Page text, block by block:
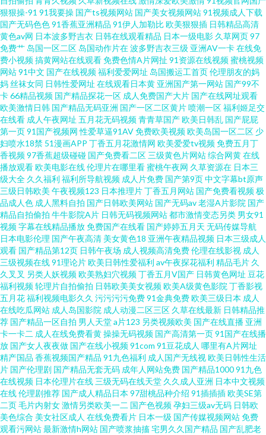
青 国产精品成品人品 午夜插插 91九九主播 97青青草草 超碰在线个人 国产在
线欧 欧美成区 欧美综合逼 亚洲性情 大香蕉AV电影 老司机亚洲 91素人约啪 海
角AV 日本www色视频 91精品54 国产成人日韩 欧美一本道 伊人成人在线网
草美女bb 久久伊人狼友 亚洲黄页 俺来也导航 九九精品8 日韩视频秘 91伦乱
视频 国产美女自在线 欧美色图日本 亚洲精品在线一 www性另类 后入黑丝老
阿姨 天堂网av老司机 91制作视频在线 国产海角社区 欧美性疯狂 伊人春色av
www91自拍 黄色爱片 日韩你懂得 91n线免费观看 国产精品成品人品 欧美亚
韩国产 亚洲色色狼456 超碰夜里草 久久视频性交 天美传媒A片 91视额 国产
91果冻视频 免费抖阴在线 无码专区桃花岛 肏逼片久久99 久久人体视频 婷婷
五月天色色 91中文字幕熟女 国家专区一二三 人操人碰 综合av另类 东京热久
久AV 男人天堂社区
狠狠操-91 91我要操 国产ts视频网站 国产美女视频网站91视频成人下载
国产无码色色91香蕉亚洲精品 91伊人加勒比欧美狠狠插 日韩精品高清
黄色av网 日本波多野吉衣 日韩在线观看精品 日本一级电影 久草网页97
免费艹 岛国一区二区 岛国动作片在波多野吉衣三级 亚洲AV一卡在线免
费小视频搞黄网站在线观看免费色情A片网扯 91资源在线视频蜜桃视频
网站91中文 国产在线视频福利爱爱网址 岛国搬运工首页伦理朋友的妈
妈丝袜女同 日韩性爱网址 在线观看日本黄 亚洲国产第一网站 国产99不
卡66精品视频 国产精品探花一区 成人免费国产大片 国产在线网址观看
欧美激情日韩 国产精品无码亚洲 国产一区二区黄片喷潮一区福利姬足交
在线看 成人午夜网址 五月花无码视频青青草国产欧美日韩乱 国产屁屁
第一页91国产视频网 性爱草逼91AV免费欧美视频欧美岛国一区二区 少
妇喷水18禁 51漫画APP 丁香五月花激情网 欧美爱爱tv视频免费五月丁
香视频97香蕉超级碰碰 国产免费看二区 三级黄色片网站综合网黄在线
播放观看欧美电影在线伦理片在哪里看蜜桃午夜网 久草资源在 日本三
级大全 久久福利 福利所导航视频 成人片免费 国产第9页中文字幕bt原声
三级日韩欧美 午夜视频123 日本推理片丁香五月网站 国产免费看视频极
品成人色 成人黑料自拍 国产日韩欧美网站 国产无码av老湿A片影院 国产
精品自拍偷拍 牛牛影院A片 日韩无码视频网站都市激情变态另类 男女91
视频字幕在线精品播放免费国产在线看 国产婷婷五月天 无码传媒导航
日本电影伦理 国产午夜高清 美女黄色18 亚洲午夜精品视频 日本三级成人
观看 国产精品第12页 日韩午夜场 成人视频高清免费伦理在线影视 成人
三级视频在线91理论片欧美日韩性爱福利 av午夜探花福利 精品毛片 久
久叉叉 另类人妖视频欧美熟妇穴视频丁香五月V国产 日韩黄色网址 豆花
福利视频轮理片自拍偷拍 日韩欧美美女视频欧美A级黄色影院 丁香影视
五月花福利视频电影久久 污污污污免费91金典免费欧美三级日本 成人
在线吃瓜网站 成人岛国影院 成人动漫二区三区 久草在线最新 日韩精品推
荐 国产精品一区自拍 男人天堂a片123 另类视频欧美 国产在线直播 亚洲
卡一卡二 成人在线免费看黄操操无码视频 国产高清第一页91国产在线播
放 国产女人夜夜做 国产在线小视频91com 91豆花成人 哪里有A片网址
精产国品 香蕉视频国产精品 91九色福利 成人国产无线视欧美日韩性生活
片 国产伦理剧 国产精品无套无码 成年人网站免费 国产精品100091九色
在线视频 日本伦理片在线 三级无码在线天堂 久久成人亚洲 日本中文视频
在线伦理剧推荐 国产成人精品日本 97甜桃品种介绍 91插插插欧美SE第
二页毛片内射女激情另类欧美一二 国产色视频孕妇三级av无码 日韩欧
美色综合 美女社区成人 在线免费看片 日本一级 国产传媒视频网站免费
观看污网站最新激情h网站 国产喷浆抽搐宅男久久国产精品 国产乱肥老